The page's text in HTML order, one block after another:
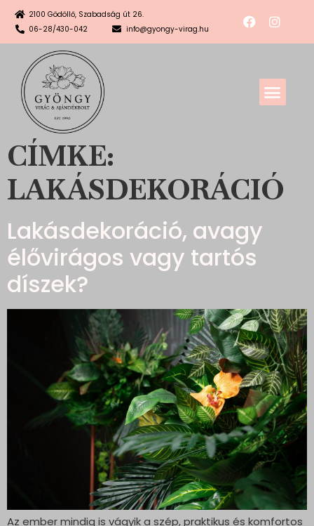
2100 Gödöllő, Szabadság út 26.
06-28/430-042
info@gyongy-virag.hu
CÍMKE:
LAKÁSDEKORÁCIÓ
Lakásdekoráció, avagy
élővirágos vagy tartós
díszek?
Az ember mindig is vágyik a szép, praktikus és komfortos